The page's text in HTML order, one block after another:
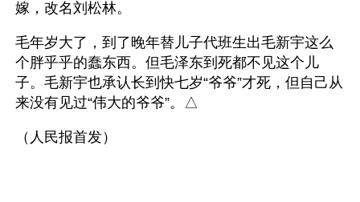
嫁，改名刘松林。
毛年岁大了，到了晚年替儿子代班生出毛新宇这么
个胖乎乎的蠢东西。但毛泽东到死都不见这个儿
子。毛新宇也承认长到快七岁“爷爷”才死，但自己从
来没有见过“伟大的爷爷”。△